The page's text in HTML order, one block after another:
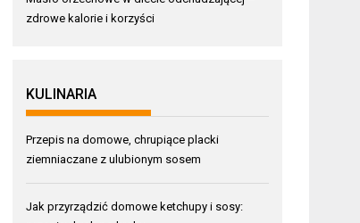
zdrowe kalorie i korzyści
KULINARIA
Przepis na domowe, chrupiące placki
ziemniaczane z ulubionym sosem
Jak przyrządzić domowe ketchupy i sosy: